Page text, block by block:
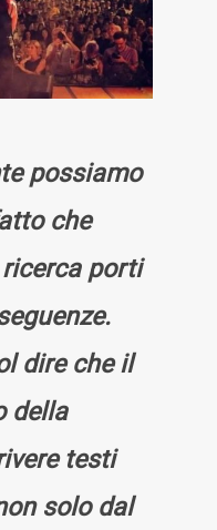
possiamo
che
porti
dire che il
della
testi
solo dal